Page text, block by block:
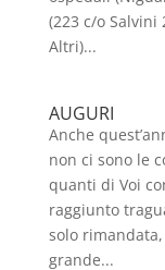
(223 c/o Salvini
Altri)...
AUGURI
Anche
non ci sono le
quanti di Voi
raggiunto
solo
grande...